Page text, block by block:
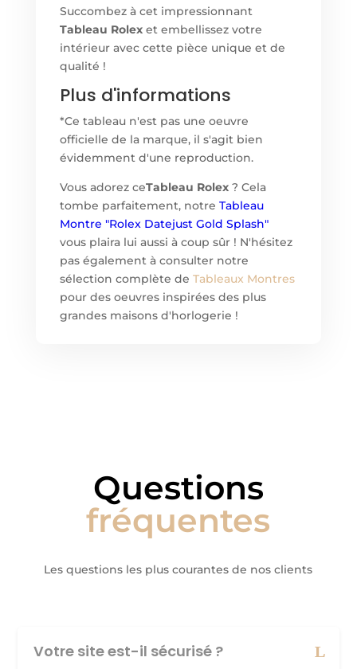
Succombez à cet impressionnant
Tableau Rolexet embellissez votre
intérieur avec cette pièce unique et de
qualité !
Plus d'informations
*Ce tableau n'est pas une oeuvre
officielle de la marque, il s'agit bien
évidemment d'une reproduction.
Vous adorez ceTableau Rolex? Cela
tombe parfaitement, notre Tableau
Montre "Rolex Datejust Gold Splash"
vous plaira lui aussi à coup sûr ! N'hésitez
pas également à consulter notre
sélection complète de Tableaux Montres
pour des oeuvres inspirées des plus
grandes maisons d'horlogerie !
Questions
fréquentes
Les questions les plus courantes de nos clients
Votre site est-il sécurisé ?